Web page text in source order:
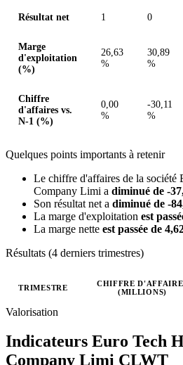
Résultat net 1 0
Marge
d'exploitation
(%)
26,63
%
30,89
%
Chiffre
d'affaires vs.
N-1 (%)
0,00
%
-30,11
%
Quelques points importants à retenir
Le chiffre d'affaires de la société
Company Limi a diminué de -
Son résultat net a diminué de -
La marge d'exploitation est
La marge nette est passée de
Résultats (4 derniers trimestres)
Valeurs trimestrielles en millions (dollar
TRIMESTRE
CHIFFRE
(MILLIONS)
Valorisation
Indicateurs Euro Tech
Company Limi CLWT